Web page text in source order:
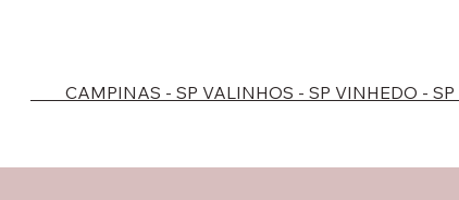
CAMPINAS - SP VALINHOS - SP VINHEDO - SP